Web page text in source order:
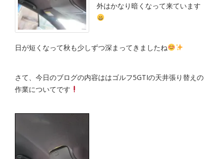
外はかなり暗くなって来ています
日が短くなって秋も少しずつ深まってきましたね
さて、今日のブログの内容ははゴルフ5GTIの天井張り替えの
作業についてです